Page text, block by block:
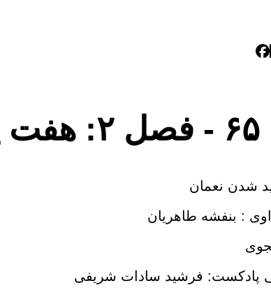
شدن نعمان
: بنفشه طاهریان
پادکست: فرشید سادات شریفی